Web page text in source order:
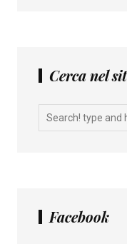
Cerca nel
Facebook